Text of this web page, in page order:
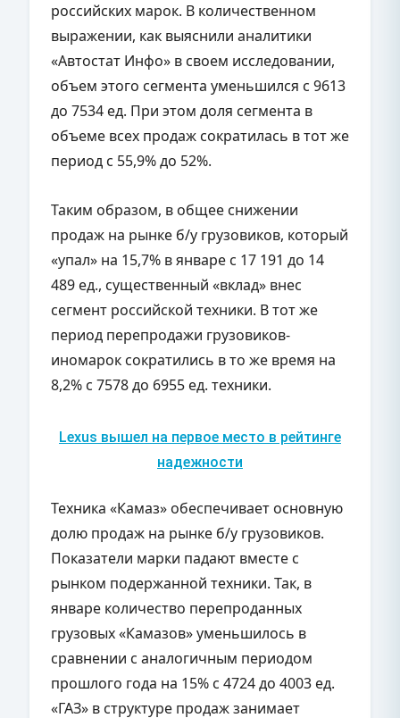
российских марок. В количественном
выражении, как выяснили аналитики
«Автостат Инфо» в своем исследовании,
объем этого сегмента уменьшился с 9613
до 7534 ед. При этом доля сегмента в
объеме всех продаж сократилась в тот же
период с 55,9% до 52%.
Таким образом, в общее снижении
продаж на рынке б/у грузовиков, который
«упал» на 15,7% в январе с 17 191 до 14
489 ед., существенный «вклад» внес
сегмент российской техники. В тот же
период перепродажи грузовиков-
иномарок сократились в то же время на
8,2% с 7578 до 6955 ед. техники.
Lexus вышел на первое место в рейтинге
надежности
Техника «Камаз» обеспечивает основную
долю продаж на рынке б/у грузовиков.
Показатели марки падают вместе с
рынком подержанной техники. Так, в
январе количество перепроданных
грузовых «Камазов» уменьшилось в
сравнении с аналогичным периодом
прошлого года на 15% с 4724 до 4003 ед.
«ГАЗ» в структуре продаж занимает